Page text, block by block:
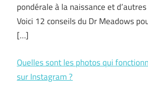
pondérale à la naissance et
Voici 12 conseils du Dr Meadows
[…]
Quelles sont les photos qui
sur Instagram ?